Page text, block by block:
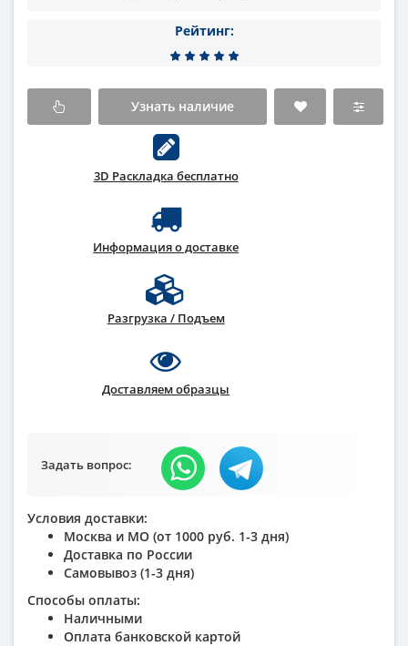
Рейтинг:
Узнать наличие
3D Раскладка бесплатно
Информация о доставке
Разгрузка / Подъем
Доставляем образцы
Задать вопрос:
Условия доставки:
Москва и МО (от 1000 руб. 1-3 дня)
Доставка по России
Самовывоз (1-3 дня)
Способы оплаты:
Наличными
Оплата банковской картой